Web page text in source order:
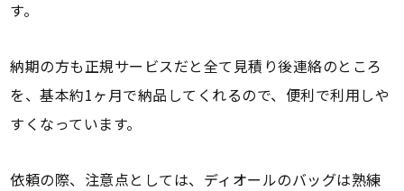
す。
納期の方も正規サービスだと全て見積り後連絡のところ
を、基本約1ヶ月で納品してくれるので、便利で利用しや
すくなっています。
依頼の際、注意点としては、ディオールのバッグは熟練